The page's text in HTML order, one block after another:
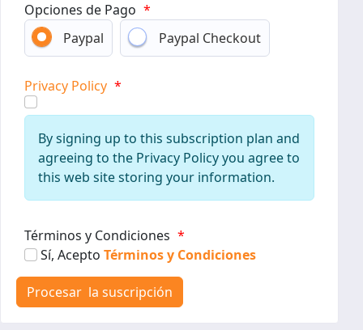
Opciones de Pago *
Paypal
Paypal Checkout
Privacy Policy *
By signing up to this subscription plan and
agreeing to the Privacy Policy you agree to
this web site storing your information.
Términos y Condiciones *
Sí, Acepto Términos y Condiciones